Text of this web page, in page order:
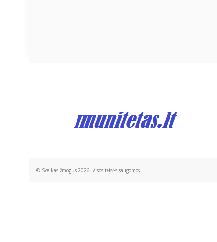
© Sveikas žmogus 2026. Visos teisės saugomos